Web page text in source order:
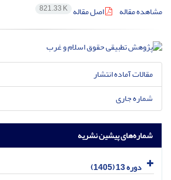
مشاهده مقاله
اصل مقاله 821.33 K
مقالات آماده انتشار
شماره جاری
شماره‌های پیشین نشریه
دوره 13 (1405)